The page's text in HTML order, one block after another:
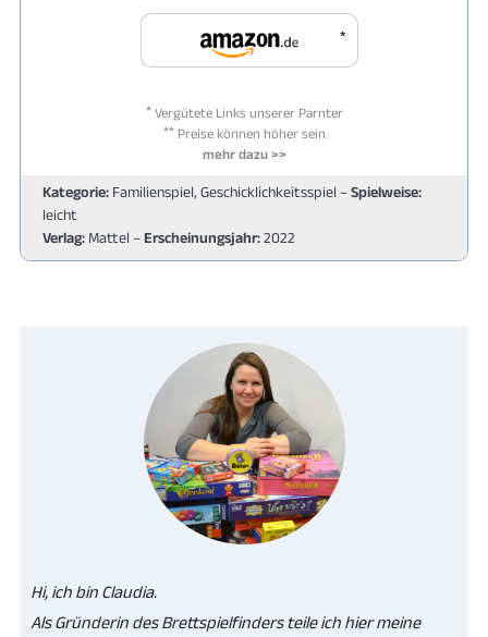
*
*Vergütete Links unserer Parnter
**Preise können höher sein
mehr dazu >>
Kategorie: Familienspiel, Geschicklichkeitsspiel –Spielweise:
leicht
Verlag: Mattel – Erscheinungsjahr:2022
Hi, ich bin Claudia.
Als Gründerin des Brettspielfinders teile ich hier meine